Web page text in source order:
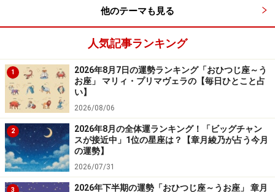
他のテーマも見る
人気記事ランキング
1
2026年8月7日の運勢ランキング「おひつじ座～う
お座」 マリィ・プリマヴェラの【毎日ひとこと占
い】
2026/08/06
2
2026年8月の全体運ランキング！「ビッグチャン
スが接近中」1位の星座は？【章月綾乃が占う今月
の運勢】
2026/07/31
3
2026年下半期の運勢「おひつじ座～うお座」 章月